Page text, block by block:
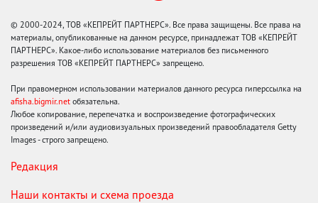
© 2000-2024, ТОВ «КЕПРЕЙТ ПАРТНЕРС». Все права защищены. Все права на
материалы, опубликованные на данном ресурсе, принадлежат ТОВ «КЕПРЕЙТ
ПАРТНЕРС». Какое-либо использование материалов без письменного
разрешения ТОВ «КЕПРЕЙТ ПАРТНЕРС» запрещено.
При правомерном использовании материалов данного ресурса гиперссылка на
afisha.bigmir.net обязательна.
Любое копирование, перепечатка и воспроизведение фотографических
произведений и/или аудиовизуальных произведений правообладателя Getty
Images - строго запрещено.
Редакция
Наши контакты и схема проезда